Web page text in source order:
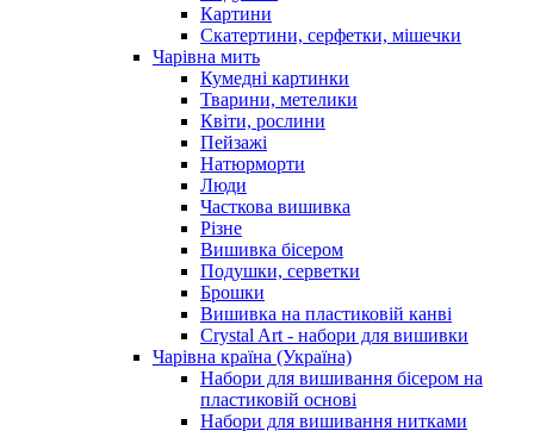
Картини
Скатертини, серфетки, мішечки
Чарiвна мить
Кумедні картинки
Тварини, метелики
Квіти, рослини
Пейзажі
Натюрморти
Люди
Часткова вишивка
Різне
Вишивка бісером
Подушки, серветки
Брошки
Вишивка на пластиковій канві
Crystal Art - набори для вишивки
Чарівна країна (Україна)
Набори для вишивання бісером на
пластиковій основі
Набори для вишивання нитками